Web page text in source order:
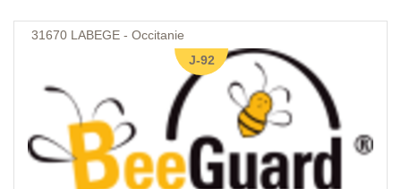
31670 LABEGE - Occitanie
J-92